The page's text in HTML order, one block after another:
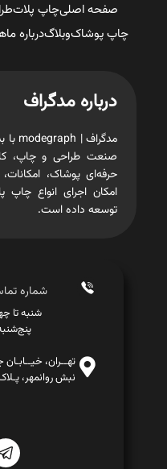
صفحه اصلیچاپ پلات
چاپ پوشاکوبلاگدرباره ما
درباره مدگراف
صنعت طراحی و چاپ،
حرفه‌ای پوشاک،
امکان اجرای انواع
توسعه داده است.
شماره
شنبه تا
پنج‌شنبه 9:30 تا
تهــران،
نبش روانمهر، پـلاک 42، طبـقــه